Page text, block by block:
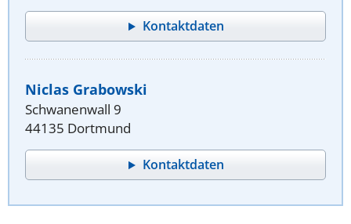
Kontaktdaten
Niclas Grabowski
Schwanenwall 9
44135 Dortmund
Kontaktdaten